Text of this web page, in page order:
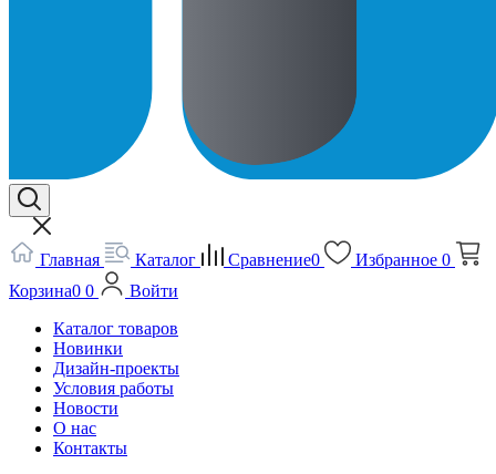
Главная Каталог Сравнение0 Избранное 0
Корзина0 0
Войти
Каталог товаров
Новинки
Дизайн-проекты
Условия работы
Новости
О нас
Контакты